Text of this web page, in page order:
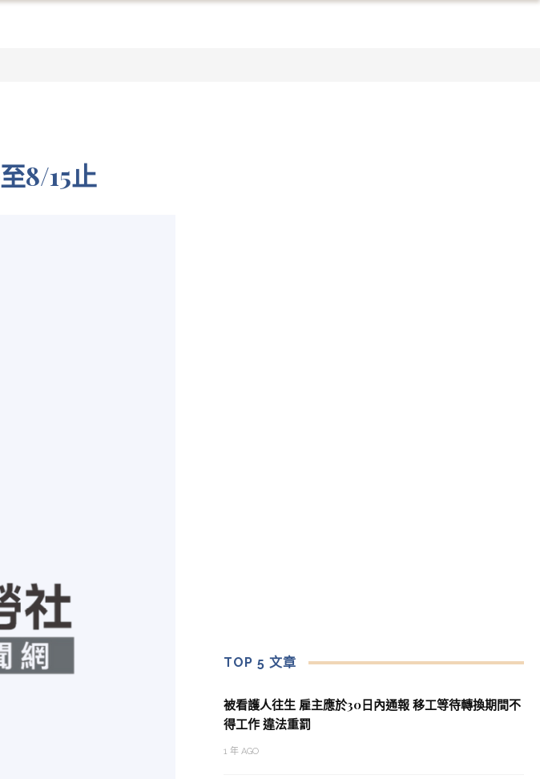
8/15止
TOP 5 文章
被看護人往生 雇主應於30日內通報 移工等待轉換期間不
得工作 違法重罰
1 年 AGO